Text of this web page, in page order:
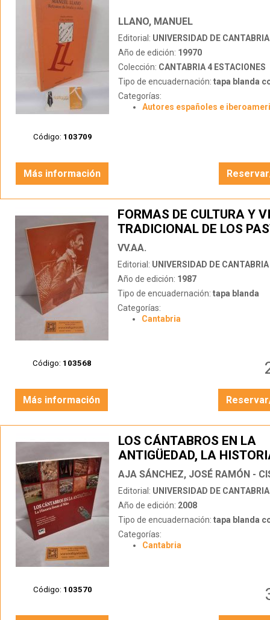
Código: 103709
LLANO, MANUEL
Editorial: UNIVERSIDAD DE CANTABRIA
Año de edición: 19970
Colección: CANTABRIA 4 ESTACIONES
Tipo de encuadernación: tapa blanda
Categorías:
Autores españoles e
Más información
Código: 103568
FORMAS DE CULTURA Y
TRADICIONAL DE LOS
VAQUEROS EN LA REGIÓN
CANTABRIA
VV.AA.
Editorial: UNIVERSIDAD DE CANTABRIA
Año de edición: 1987
Tipo de encuadernación: tapa blanda
Categorías:
Cantabria
Más información
Código: 103570
LOS CÁNTABROS EN LA
ANTIGÜEDAD, LA
FRENTE AL MITO
Editorial: UNIVERSIDAD DE CANTABRIA
Año de edición: 2008
Tipo de encuadernación: tapa blanda
Categorías:
Cantabria